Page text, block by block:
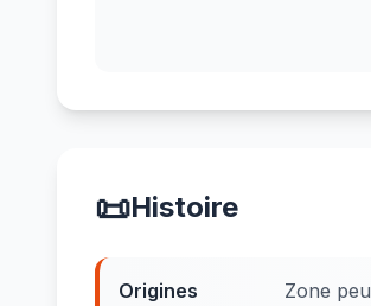
📜Histoire
Origines
Zone